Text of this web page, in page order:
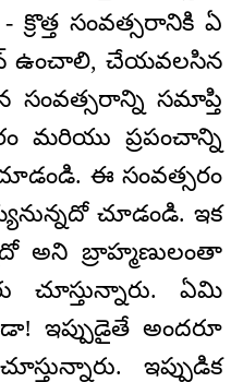
క్రొత్త సంవత్సరానికి ఏ
ఉంచాలి, చేయవలసిన
సంవత్సరాన్ని సమాప్తి
మరియు ప్రపంచాన్ని
ఈ సంవత్సరం
చూడండి. ఇక
అని బ్రాహ్మణులంతా
చూస్తున్నారు. ఏమి
ఇప్పుడైతే అందరూ
ఇప్పుడిక